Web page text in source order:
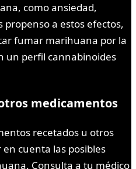
como ansiedad,
propenso a estos efectos,
fumar marihuana por la
un perfil cannabinoides
medicamentos
recetados u otros
cuenta las posibles
Consulta a tu médico